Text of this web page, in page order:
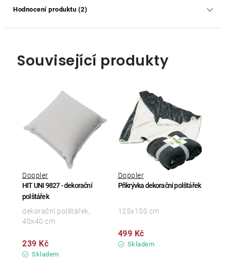
Hodnocení produktu (2)
Související produkty
HIT UNI 9827 - dekorační
polštářek
Doppler
Skladem
239 Kč
dekorační polštářek,
40x40 cm
Přikrývka dekorační polštářek
Doppler
Skladem
499 Kč
125x150 cm